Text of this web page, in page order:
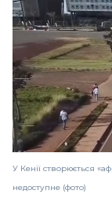
У Кенії створюється
недоступне (фото)